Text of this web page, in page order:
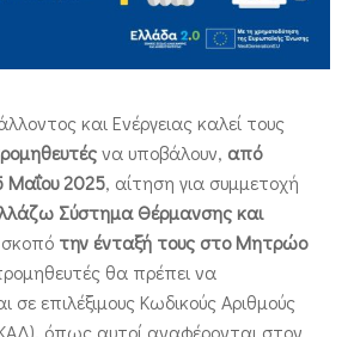
και Ενέργειας καλεί τους
να υποβάλουν, από
Μαΐου 2025, αίτηση για συμμετοχή
Σύστημα Θέρμανσης και
την ένταξή τους στο Μητρώο
θα πρέπει να
σε επιλέξιμους Κωδικούς Αριθμούς
όπως αυτοί αναφέρονται στον